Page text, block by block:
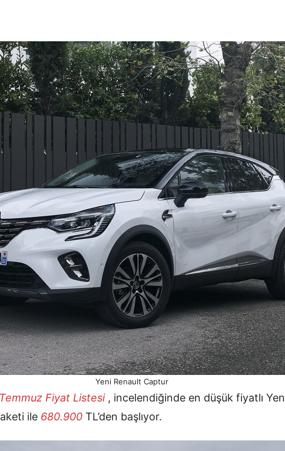
Yeni Renault Captur
Fiyat Listesi, incelendiğinde en düşük fiyatlı
ile 680.900 TL’den başlıyor.